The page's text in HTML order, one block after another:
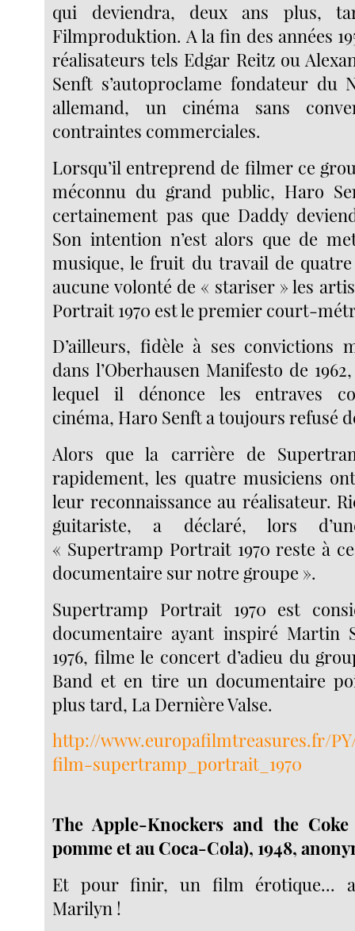
qui deviendra, deux ans plus,
Filmproduktion. A la fin des années
réalisateurs tels Edgar Reitz ou
Senft s’autoproclame fondateur du
allemand, un cinéma sans
contraintes commerciales.
Lorsqu’il entreprend de filmer ce
méconnu du grand public, Haro
certainement pas que Daddy
Son intention n’est alors que de
musique, le fruit du travail de quatre
aucune volonté de « stariser » les
Portrait 1970 est le premier court-
D’ailleurs, fidèle à ses convictions
dans l’Oberhausen Manifesto de
lequel il dénonce les entraves
cinéma, Haro Senft a toujours refusé
Alors que la carrière de
rapidement, les quatre musiciens
leur reconnaissance au réalisateur.
guitariste, a déclaré, lors
« Supertramp Portrait 1970 reste à
documentaire sur notre groupe ».
Supertramp Portrait 1970 est
documentaire ayant inspiré Martin
1976, filme le concert d’adieu du
Band et en tire un documentaire
plus tard, La Dernière Valse.
http://www.europafilmtreasures.fr/
film-supertramp_portrait_1970
The Apple-Knockers and the
pomme et au Coca-Cola), 1948,
Et pour finir, un film érotique...
Marilyn !